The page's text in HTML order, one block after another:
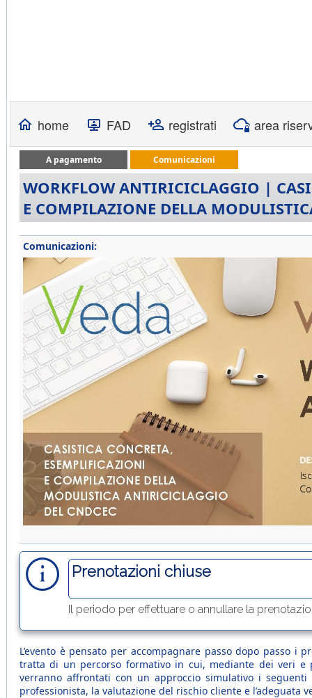
home FAD registrati area
A pagamento Comunicazioni
WORKFLOW ANTIRICICLAGGIO |
E COMPILAZIONE DELLA
Comunicazioni:
Prenotazioni chiuse
Il periodo per effettuare o annullare la
L’evento è pensato per accompagnare passo dopo passo i
tratta di un percorso formativo in cui, mediante dei veri e
verranno affrontati con un approccio simulativo i
professionista, la valutazione del rischio cliente e l’adeguata